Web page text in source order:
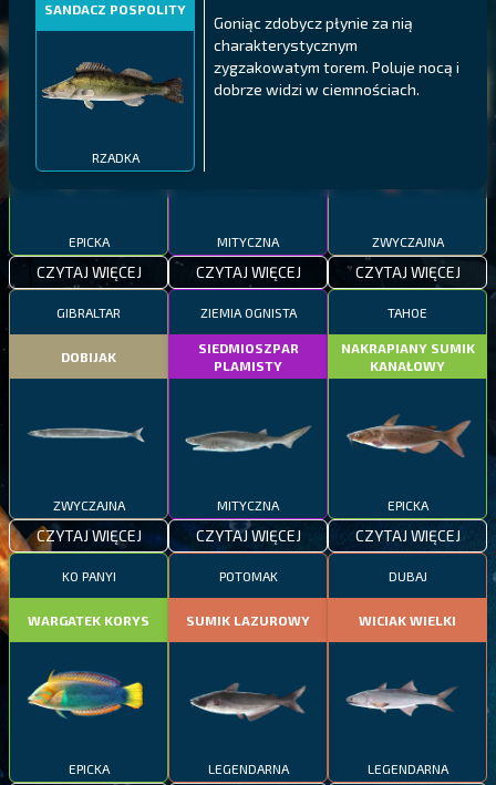
SANDACZ POSPOLITY
RZADKA
Goniąc zdobycz płynie za nią
charakterystycznym
zygzakowatym torem. Poluje nocą i
dobrze widzi w ciemnościach.
PYSZCZAK ZACHODNI
EPICKA
CZYTAJ WIĘCEJ
PÓŁNOCNE FIORDY
LING
MITYCZNA
CZYTAJ WIĘCEJ
WYSPY GALAPAGOS
BODIAN
ZWYCZAJNA
CZYTAJ WIĘCEJ
GIBRALTAR
DOBIJAK
ZWYCZAJNA
CZYTAJ WIĘCEJ
ZIEMIA OGNISTA
SIEDMIOSZPAR
PLAMISTY
MITYCZNA
CZYTAJ WIĘCEJ
TAHOE
NAKRAPIANY SUMIK
KANAŁOWY
EPICKA
CZYTAJ WIĘCEJ
KO PANYI
WARGATEK KORYS
EPICKA
POTOMAK
SUMIK LAZUROWY
LEGENDARNA
DUBAJ
WICIAK WIELKI
LEGENDARNA